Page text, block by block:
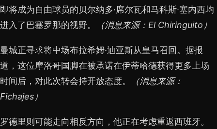
即将成为自由球员的贝尔纳多·席尔瓦和马科斯·塞内西均
进入了巴塞罗那的视野。
（消息来源：El Chiringuito）
曼城正寻求将中场布拉希姆·迪亚斯从皇马召回。据报
道，这位摩洛哥国脚在被承诺在伊蒂哈德获得更多上场
时间后，对此次转会持开放态度。
（消息来源：
Fichajes）
罗德里则可能走向相反方向，他正在考虑重返西班牙。